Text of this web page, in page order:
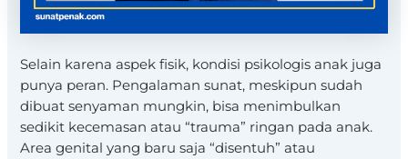
Selain karena aspek fisik, kondisi psikologis anak juga
punya peran. Pengalaman sunat, meskipun sudah
dibuat senyaman mungkin, bisa menimbulkan
sedikit kecemasan atau “trauma” ringan pada anak.
Area genital yang baru saja “disentuh” atau